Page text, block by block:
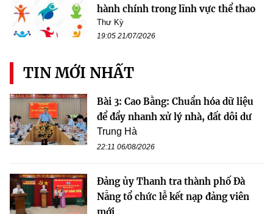
hành chính trong lĩnh vực thể thao
Thư Kỳ
19:05 21/07/2026
TIN MỚI NHẤT
Bài 3: Cao Bằng: Chuẩn hóa dữ liệu
để đẩy nhanh xử lý nhà, đất dôi dư
Trung Hà
22:11 06/08/2026
Đảng ủy Thanh tra thành phố Đà
Nẵng tổ chức lễ kết nạp đảng viên
mới